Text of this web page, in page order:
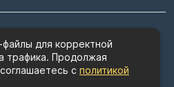
соглашение
для корректной
трафика. Продолжая
с политикой